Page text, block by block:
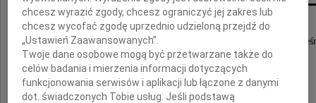
Z głębokim żalem zawiadamiamy,
że dnia 26 lutego 2015 roku niespodziewanie i
chcesz wyrazić zgody, chcesz ograniczyć jej zakres lub
chcesz wycofać zgodę uprzednio udzieloną przejdź do
„Ustawień Zaawansowanych”.
Twoje dane osobowe mogą być przetwarzane także do
celów badania i mierzenia informacji dotyczących
funkcjonowania serwisów i aplikacji lub łączone z danymi
dot. świadczonych Tobie usług. Jeśli podstawą